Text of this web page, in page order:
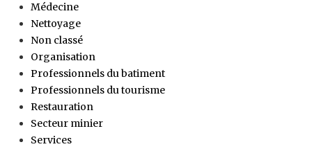
Médecine
Nettoyage
Non classé
Organisation
Professionnels du batiment
Professionnels du tourisme
Restauration
Secteur minier
Services